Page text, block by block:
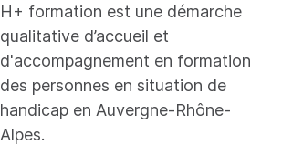
H+ formation est une démarche
qualitative d’accueil et
d'accompagnement en formation
des personnes en situation de
handicap en Auvergne-Rhône-
Alpes.